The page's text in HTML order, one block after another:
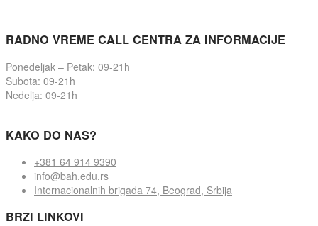
RADNO VREME CALL CENTRA ZA INFORMACIJE
Ponedeljak – Petak: 09-21h
Subota: 09-21h
Nedelja: 09-21h
KAKO DO NAS?
+381 64 914 9390
info@bah.edu.rs
Internacionalnih brigada 74, Beograd, Srbija
BRZI LINKOVI